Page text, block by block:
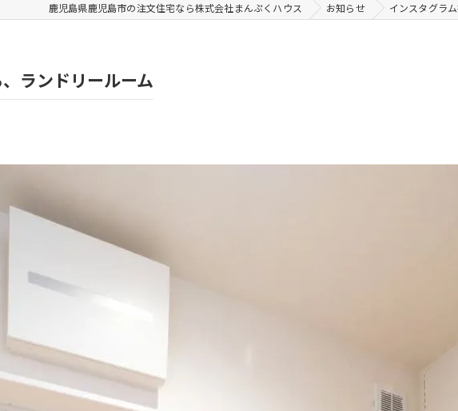
社員紹介 施工例
鹿児島県鹿児島市の注文住宅なら株式会社まんぷくハウス お知らせ インスタグラ
ランドリールーム